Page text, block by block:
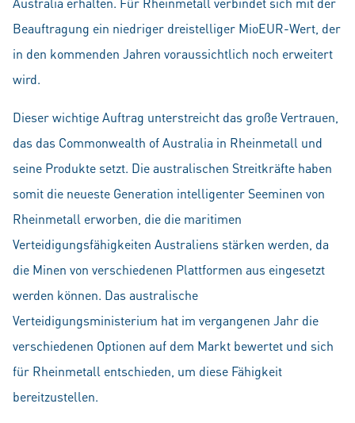
Beauftragung ein niedriger dreistelliger MioEUR-Wert, der
in den kommenden Jahren voraussichtlich noch erweitert
wird.
Dieser wichtige Auftrag unterstreicht das große Vertrauen,
das das Common­wealth of Australia in Rheinmetall und
seine Produkte setzt. Die australischen Streitkräfte haben
somit die neueste Generation intelligenter Seeminen von
Rhein­metall erworben, die die maritimen
Verteidigungsfähigkei­­ten Australiens stärken werden, da
die Minen von verschiedenen Platt­formen aus eingesetzt
werden können. Das australische
Verteidigungsministerium hat im vergangenen Jahr die
verschiedenen Optionen auf dem Markt bewertet und sich
für Rheinmetall entschieden, um diese Fähigkeit
bereitzustellen.